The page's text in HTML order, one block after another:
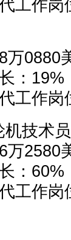
工作岗
万0880
：19%
工作岗
机技术员
万2580
：60%
工作岗